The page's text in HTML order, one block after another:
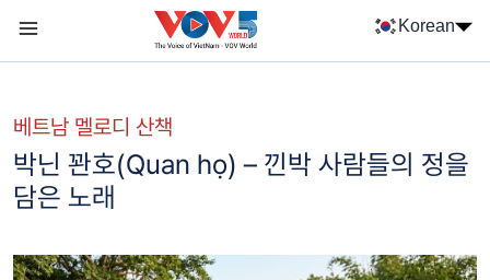
Korean
베트남 멜로디 산책
박닌 꽌호(Quan họ) – 낀박 사람들의 정을
담은 노래